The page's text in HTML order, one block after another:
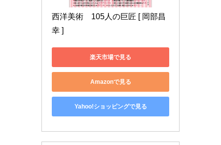
西洋美術　105人の巨匠 [ 岡部昌
幸 ]
楽天市場で見る
Amazonで見る
Yahoo!ショッピングで見る